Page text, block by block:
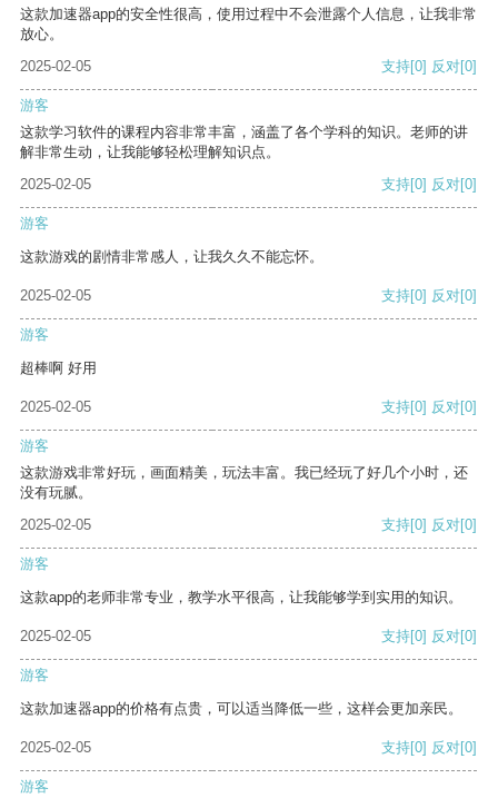
这款加速器app的安全性很高，使用过程中不会泄露个人信息，让我非常
放心。
2025-02-05
支持[0] 反对[0]
游客
这款学习软件的课程内容非常丰富，涵盖了各个学科的知识。老师的讲
解非常生动，让我能够轻松理解知识点。
2025-02-05
支持[0] 反对[0]
游客
这款游戏的剧情非常感人，让我久久不能忘怀。
2025-02-05 支持[0] 反对[0]
游客
超棒啊 好用
2025-02-05 支持[0] 反对[0]
游客
这款游戏非常好玩，画面精美，玩法丰富。我已经玩了好几个小时，还
没有玩腻。
2025-02-05
支持[0] 反对[0]
游客
这款app的老师非常专业，教学水平很高，让我能够学到实用的知识。
2025-02-05 支持[0] 反对[0]
游客
这款加速器app的价格有点贵，可以适当降低一些，这样会更加亲民。
2025-02-05 支持[0] 反对[0]
游客